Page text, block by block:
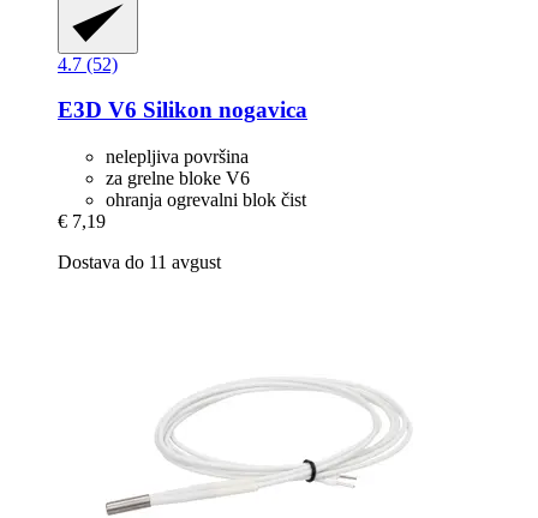
4.7 (52)
E3D V6 Silikon nogavica
nelepljiva površina
za grelne bloke V6
ohranja ogrevalni blok čist
€ 7,19
Dostava do 11 avgust